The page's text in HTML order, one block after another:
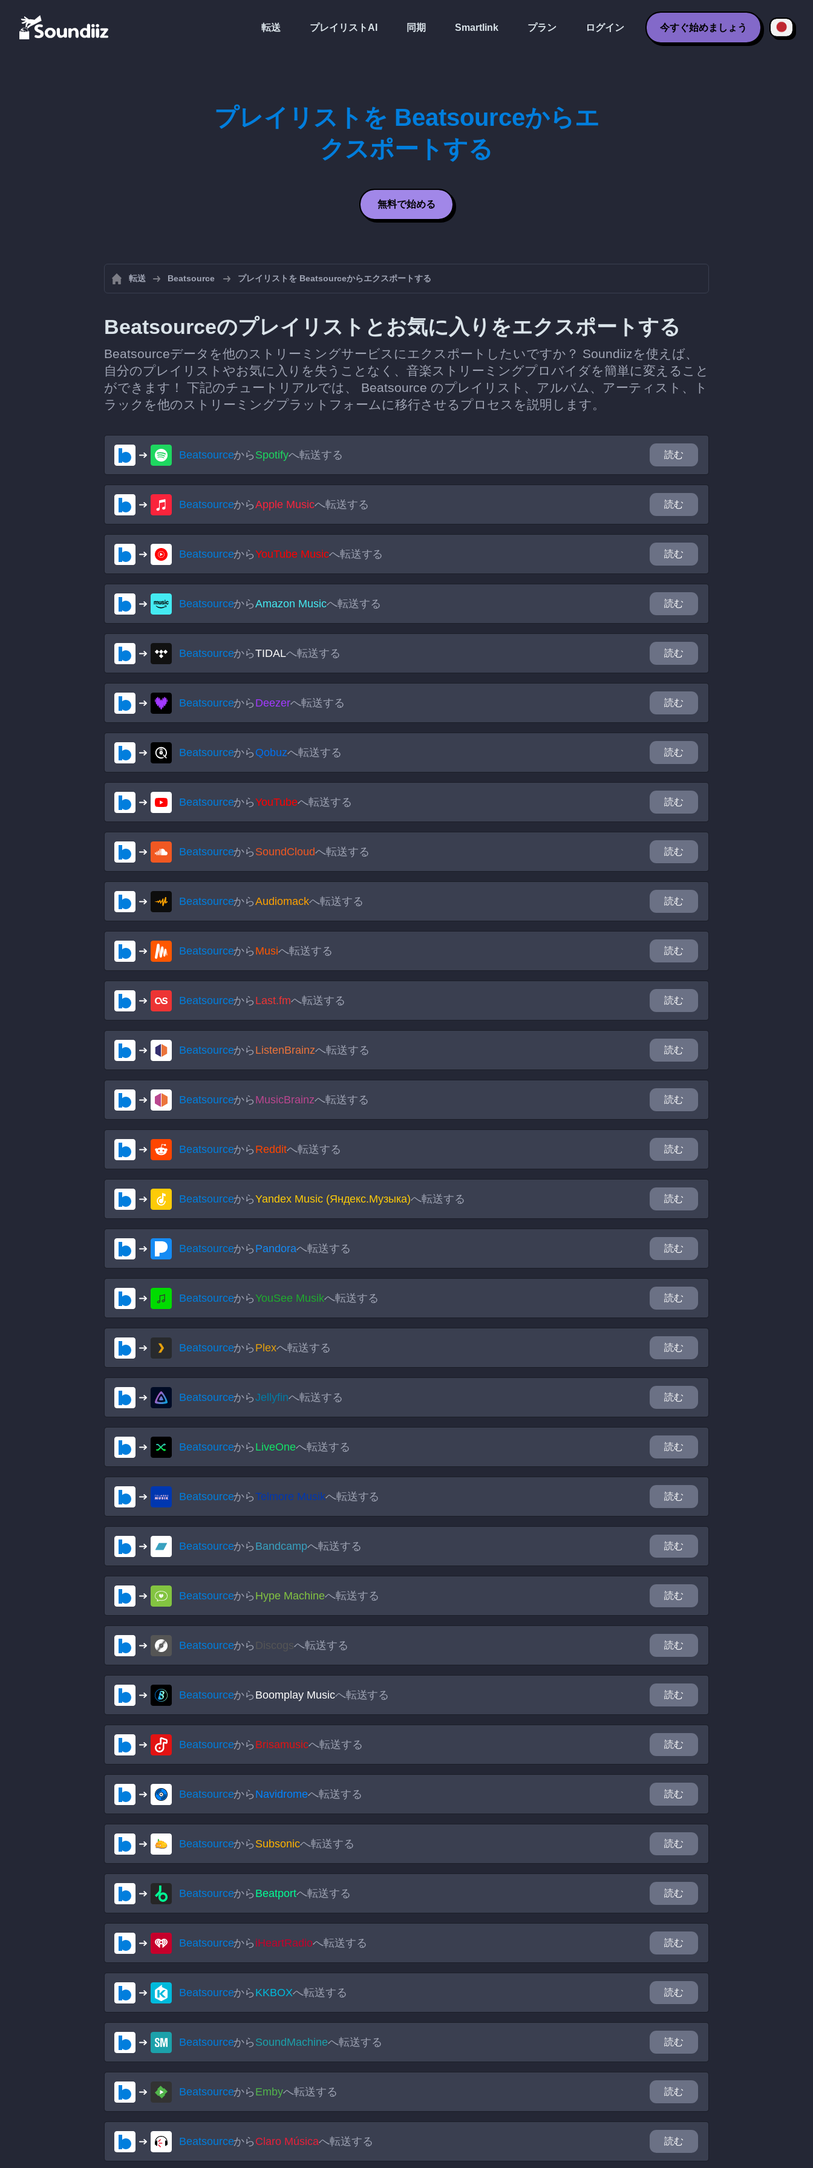
転送 プレイリストAI 同期 Smartlink プラン ログイン 今すぐ始めましょう
プレイリストを Beatsourceからエ
クスポートする
無料で始める
転送 Beatsource プレイリストを Beatsourceからエクスポートする
Beatsourceのプレイリストとお気に入りをエクスポートする
Beatsourceデータを他のストリーミングサービスにエクスポートしたいですか？ Soundiizを使えば、
自分のプレイリストやお気に入りを失うことなく、音楽ストリーミングプロバイダを簡単に変えること
ができます！ 下記のチュートリアルでは、 Beatsource のプレイリスト、アルバム、アーティスト、ト
ラックを他のストリーミングプラットフォームに移行させるプロセスを説明します。
Beatsourceから Spotifyへ転送する 読む
BeatsourceからApple Musicへ転送する 読む
BeatsourceからYouTube Musicへ転送する 読む
BeatsourceからAmazon Musicへ転送する 読む
BeatsourceからTIDALへ転送する 読む
Beatsourceから Deezerへ転送する 読む
Beatsourceから Qobuzへ転送する 読む
BeatsourceからYouTubeへ転送する 読む
Beatsourceから SoundCloudへ転送する 読む
BeatsourceからAudiomackへ転送する 読む
Beatsourceから Musiへ転送する 読む
Beatsourceから Last.fmへ転送する 読む
Beatsourceから ListenBrainzへ転送する 読む
Beatsourceから MusicBrainzへ転送する 読む
Beatsourceから Redditへ転送する 読む
BeatsourceからYandex Music (Яндекс.Музыка)へ転送する 読む
Beatsourceから Pandoraへ転送する 読む
BeatsourceからYouSee Musikへ転送する 読む
Beatsourceから Plexへ転送する 読む
BeatsourceからJellyfinへ転送する 読む
Beatsourceから LiveOneへ転送する 読む
BeatsourceからTelmore Musikへ転送する 読む
Beatsourceから Bandcampへ転送する 読む
Beatsourceから Hype Machineへ転送する 読む
Beatsourceから Discogsへ転送する 読む
Beatsourceから Boomplay Musicへ転送する 読む
Beatsourceから Brisamusicへ転送する 読む
Beatsourceから Navidromeへ転送する 読む
Beatsourceから Subsonicへ転送する 読む
Beatsourceから Beatportへ転送する 読む
Beatsourceから iHeartRadioへ転送する 読む
Beatsourceから KKBOXへ転送する 読む
Beatsourceから SoundMachineへ転送する 読む
Beatsourceから Embyへ転送する 読む
Beatsourceから Claro Músicaへ転送する 読む